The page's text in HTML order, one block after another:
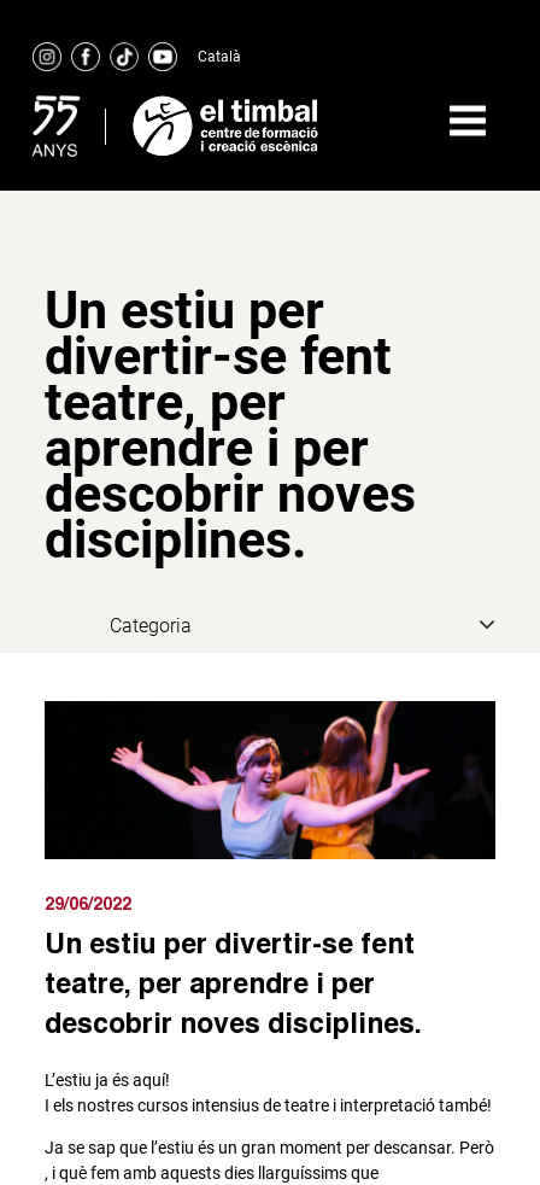
content
Català
Un estiu per
divertir-se fent
teatre, per
aprendre i per
descobrir noves
disciplines.
29/06/2022
Un estiu per divertir-se fent
teatre, per aprendre i per
descobrir noves disciplines.
L’estiu ja és aquí!
I els nostres cursos intensius de teatre i interpretació també!
Ja se sap que l’estiu és un gran moment per descansar. Però
, i què fem amb aquests dies llarguíssims que